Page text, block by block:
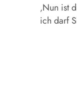
‚Nun ist
ich darf